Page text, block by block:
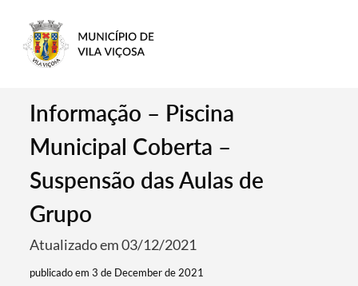
Informação – Piscina
Municipal Coberta –
Suspensão das Aulas de
Grupo
Atualizado em 03/12/2021
publicado em 3 de December de 2021